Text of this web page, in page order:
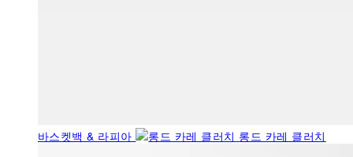
바스켓백 & 라피아 롱드 카레 클러치